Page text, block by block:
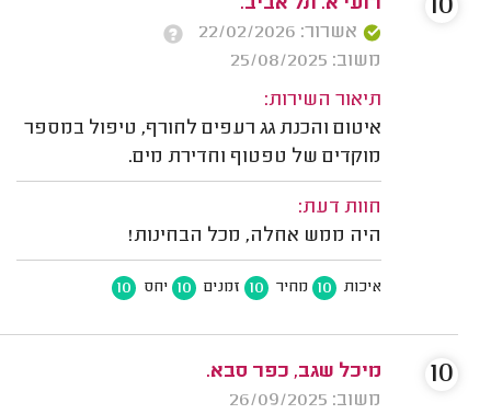
רועי א. תל אביב.
אשרור: 22/02/2026
משוב: 25/08/2025
תיאור השירות:
איטום והכנת גג רעפים לחורף, טיפול במספר
מוקדים של טפטוף וחדירת מים.
חוות דעת:
היה ממש אחלה, מכל הבחינות!
איכות 10 מחיר 10 זמנים 10 יחס 10
10
מיכל שגב, כפר סבא.
משוב: 26/09/2025
10